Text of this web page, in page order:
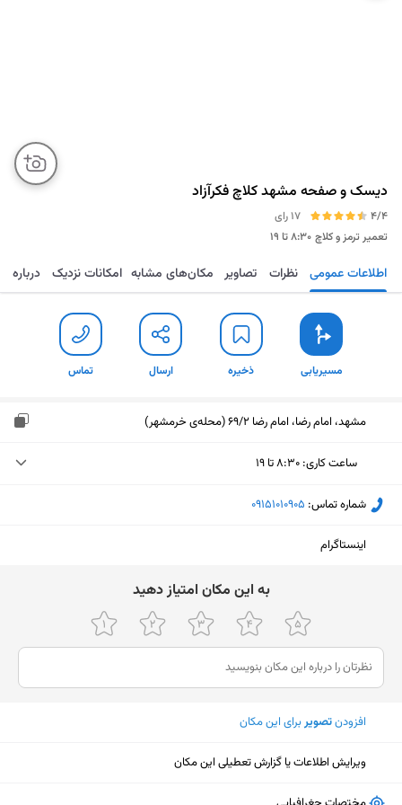
دیسک و صفحه مشهد کلاچ فکرآزاد
4/4
17 رای
تعمیر ترمز و کلاچ ۸:۳۰ تا ۱۹
مسیریابی ذخیره ارسال تماس اطلاعات عمومی نظرات تصاویر مکان‌های مشابه امکانات نزدیک درباره
مسیریابی ذخیره ارسال تماس
مشهد، امام رضا، امام رضا 69/2 (محله‌ی خرمشهر)
ساعت کاری: ۸:۳۰ تا ۱۹
دوشنبه (امروز)
جمعه
تعطیل
شنبه
۸:۳۰ تا ۱۹
یکشنبه
شماره تماس: ‎09151010905
اینستاگرام
ﺑﻪ اﯾﻦ ﻣﮑﺎن اﻣﺘﯿﺎز دﻫﯿﺪ
افزودنتصویربرای این مکان
ویرایش اطلاعات یا گزارش تعطیلی این مکان